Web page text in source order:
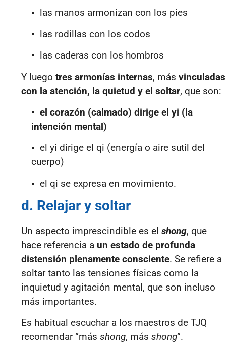
▪ las manos armonizan con los pies
▪ las rodillas con los codos
▪ las caderas con los hombros
Y luego tres armonías internas, más vinculadas
con la atención, la quietud y el soltar, que son:
▪ el corazón (calmado) dirige el yi (la
intención mental)
▪ el yi dirige el qi (energía o aire sutil del
cuerpo)
▪ el qi se expresa en movimiento.
d. Relajar y soltar
Un aspecto imprescindible es el shong, que
hace referencia a un estado de profunda
distensión plenamente consciente. Se refiere a
soltar tanto las tensiones físicas como la
inquietud y agitación mental, que son incluso
más importantes.
Es habitual escuchar a los maestros de TJQ
recomendar “más shong, más shong”.